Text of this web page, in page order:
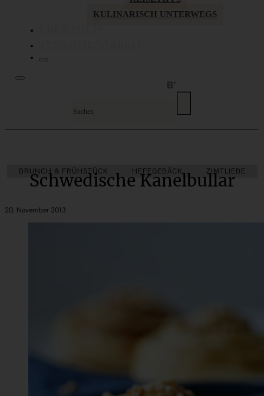
KULINARISCH UNTERWEGS
BRUNCH & FRÜHSTÜCK HEFEGEBÄCK ZIMTLIEBE
Schwedische Kanelbullar
20. November 2013